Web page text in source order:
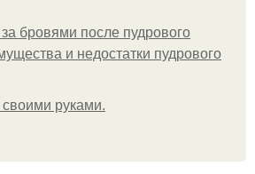
бровями после пудрового
и недостатки пудрового
руками.